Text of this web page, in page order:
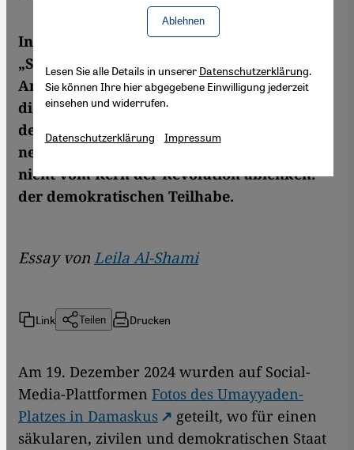
In Syrien wird über
„Säkularismus” gestritten: Assad-
Anhänger:innen bringen den Begriff gegen
die Revolution in Stellung, die
demokratische Opposition versucht, ihn
neu zu definieren. Der Streit sollte jedoch
nicht vom Kern der Revolution ablenken:
der demokratischen Teilhabe.
Essay von Leila Al-Shami
Link Teilen Drucken
Am 19. Dezember 2024 wurden auf Social-
Media-Plattformen Fotos des Umayyaden-
Platzes in Damaskus
geteilt, wo für einen
säkularen, zivilen und demokratischen Staat
Ablehnen
Lesen Sie alle Details in unserer Datenschutzerklärung.
Sie können Ihre hier abgegebene Einwilligung jederzeit
einsehen und widerrufen.
Datenschutzerklärung Impressum